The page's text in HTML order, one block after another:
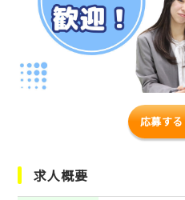
応募する
求人概要